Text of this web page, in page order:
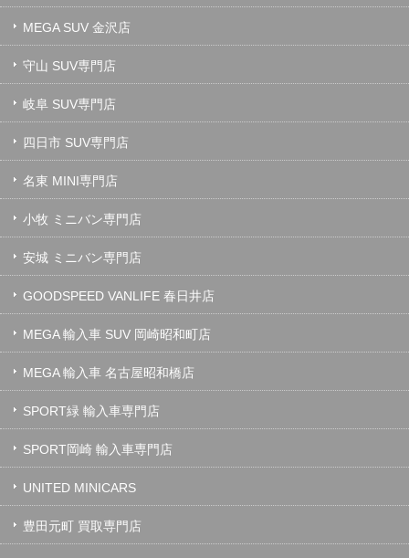
MEGA SUV 金沢店
守山 SUV専門店
岐阜 SUV専門店
四日市 SUV専門店
名東 MINI専門店
小牧 ミニバン専門店
安城 ミニバン専門店
GOODSPEED VANLIFE 春日井店
MEGA 輸入車 SUV 岡崎昭和町店
MEGA 輸入車 名古屋昭和橋店
SPORT緑 輸入車専門店
SPORT岡崎 輸入車専門店
UNITED MINICARS
豊田元町 買取専門店